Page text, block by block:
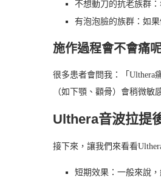
不想動刀的抗老族群
有泡泡臉的族群：如
施作過程會不會痛
很多患者會問我：「Ulthera
（如下顎、顴骨）會稍微敏
Ulthera音波拉提
接下來，讓我們來看看
短期效果：一般來說